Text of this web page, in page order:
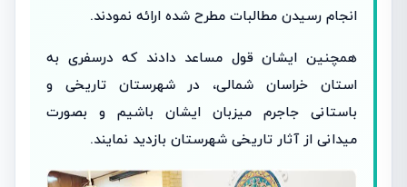
انجام رسیدن مطالبات مطرح شده ارائه نمودند.
همچنین ایشان قول مساعد دادند که در‌سفری به
استان خراسان شمالی، در شهرستان تاریخی و
باستانی جاجرم میزبان ایشان باشیم و بصورت
میدانی از آثار تاریخی شهرستان بازدید نمایند.